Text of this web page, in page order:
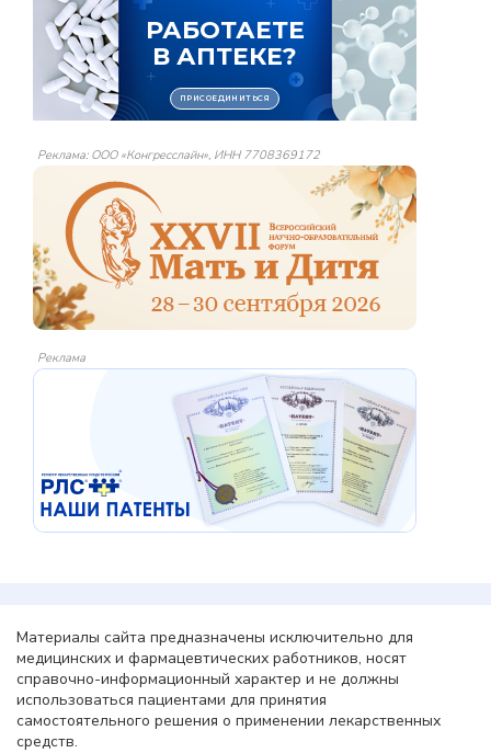
Реклама: ООО «Конгресслайн», ИНН 7708369172
Реклама
Материалы сайта предназначены исключительно для
медицинских и фармацевтических работников, носят
справочно-информационный характер и не должны
использоваться пациентами для принятия
самостоятельного решения о применении лекарственных
средств.